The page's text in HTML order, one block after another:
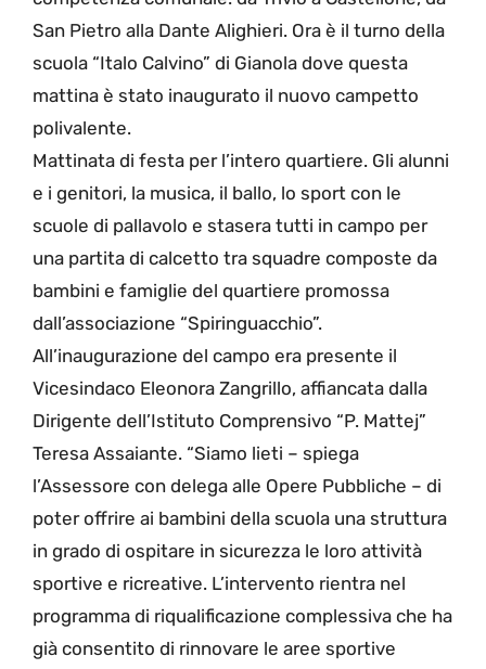
San Pietro alla Dante Alighieri. Ora è il turno della
scuola “Italo Calvino” di Gianola dove questa
mattina è stato inaugurato il nuovo campetto
polivalente.
Mattinata di festa per l’intero quartiere. Gli alunni
e i genitori, la musica, il ballo, lo sport con le
scuole di pallavolo e stasera tutti in campo per
una partita di calcetto tra squadre composte da
bambini e famiglie del quartiere promossa
dall’associazione “Spiringuacchio”.
All’inaugurazione del campo era presente il
Vicesindaco Eleonora Zangrillo, affiancata dalla
Dirigente dell’Istituto Comprensivo “P. Mattej”
Teresa Assaiante. “Siamo lieti – spiega
l’Assessore con delega alle Opere Pubbliche – di
poter offrire ai bambini della scuola una struttura
in grado di ospitare in sicurezza le loro attività
sportive e ricreative. L’intervento rientra nel
programma di riqualificazione complessiva che ha
già consentito di rinnovare le aree sportive